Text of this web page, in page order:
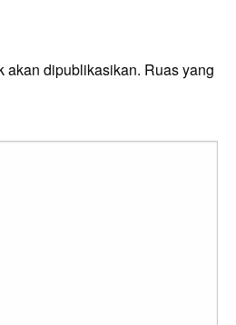
akan dipublikasikan. Ruas yang